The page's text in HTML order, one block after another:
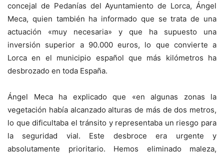
concejal de Pedanías del Ayuntamiento de Lorca, Ángel
Meca, quien también ha informado que se trata de una
actuación «muy necesaria» y que ha supuesto una
inversión superior a 90.000 euros, lo que convierte a
Lorca en el municipio español que más kilómetros ha
desbrozado en toda España.
Ángel Meca ha explicado que «en algunas zonas la
vegetación había alcanzado alturas de más de dos metros,
lo que dificultaba el tránsito y representaba un riesgo para
la seguridad vial. Este desbroce era urgente y
absolutamente prioritario. Hemos eliminado maleza,